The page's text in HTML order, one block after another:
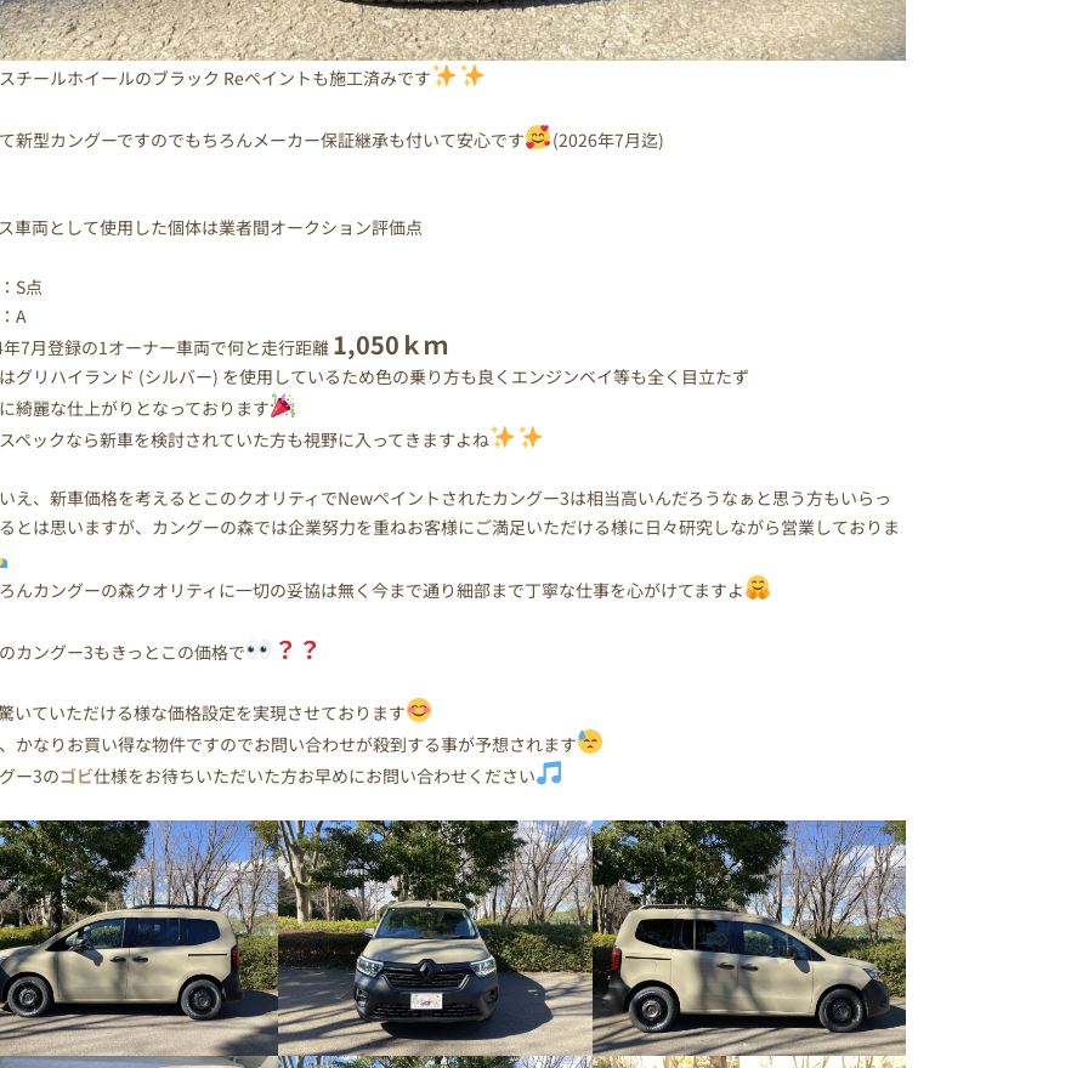
チールホイールのブラック Reペイントも施工済みです
新型カングーですのでもちろんメーカー保証継承も付いて安心です (2026年7月迄)
車両として使用した個体は業者間オークション評価点
S点
A
7月登録の1オーナー車両で何と走行距離 1,050ｋｍ
グリハイランド (シルバー) を使用しているため色の乗り方も良くエンジンベイ等も全く目立たず
綺麗な仕上がりとなっております
ペックなら新車を検討されていた方も視野に入ってきますよね
え、新車価格を考えるとこのクオリティでNewペイントされたカングー3は相当高いんだろうなぁと思う方もいらっ
とは思いますが、カングーの森では企業努力を重ねお客様にご満足いただける様に日々研究しながら営業しておりま
んカングーの森クオリティに一切の妥協は無く今まで通り細部まで丁寧な仕事を心がけてますよ
カングー3もきっとこの価格で ？？
いていただける様な価格設定を実現させております
かなりお買い得な物件ですのでお問い合わせが殺到する事が予想されます
ー3のゴビ仕様をお待ちいただいた方お早めにお問い合わせください